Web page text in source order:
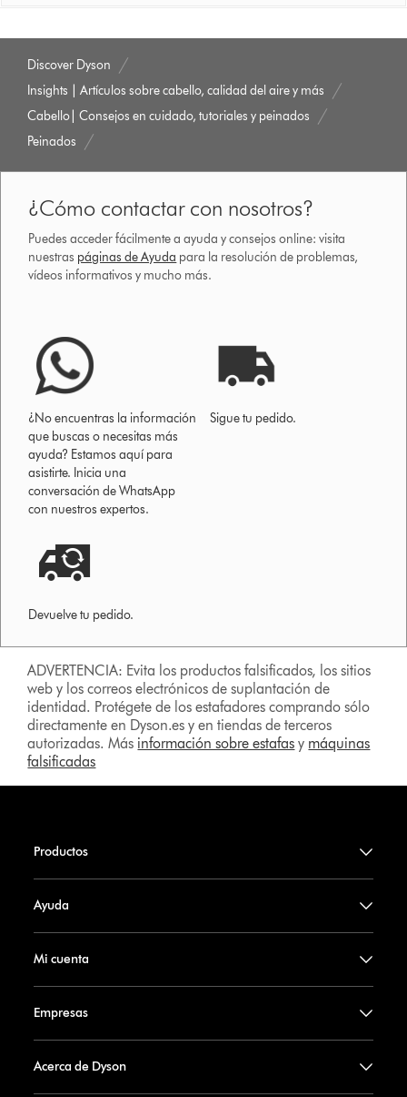
Discover Dyson
Insights | Artículos sobre cabello, calidad del aire y más
Cabello| Consejos en cuidado, tutoriales y peinados
Peinados
¿Cómo contactar con nosotros?
Puedes acceder fácilmente a ayuda y consejos online: visita
nuestras páginas de Ayuda para la resolución de problemas,
vídeos informativos y mucho más.
¿No encuentras la información
que buscas o necesitas más
ayuda? Estamos aquí para
asistirte. Inicia una
conversación de WhatsApp
con nuestros expertos.
Sigue tu pedido.
Devuelve tu pedido.
ADVERTENCIA: Evita los productos falsificados, los sitios
web y los correos electrónicos de suplantación de
identidad. Protégete de los estafadores comprando sólo
directamente en Dyson.es y en tiendas de terceros
autorizadas. Más información sobre estafas y máquinas
falsificadas
Productos
Ayuda
Mi cuenta
Empresas
Acerca de Dyson